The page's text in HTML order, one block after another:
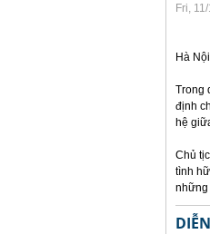
Fri,
Hà
Trong
định
hệ
Chủ
tình
những